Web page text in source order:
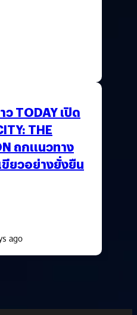
TODAY เปิด
THE
ถกแนวทาง
ยวอย่างยั่งยืน
ago